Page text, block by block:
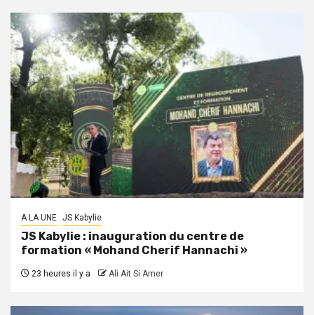
A LA UNE JS Kabylie
JS Kabylie : inauguration du centre de
formation « Mohand Cherif Hannachi »
23 heures il y a Ali Ait Si Amer